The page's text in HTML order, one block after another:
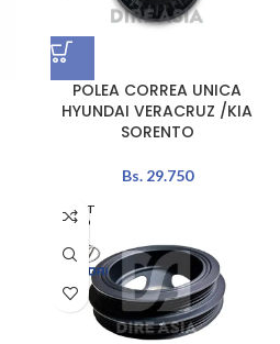
POLEA CORREA UNICA
HYUNDAI VERACRUZ /KIA
SORENTO
Bs.29.750
AGOT
ADO